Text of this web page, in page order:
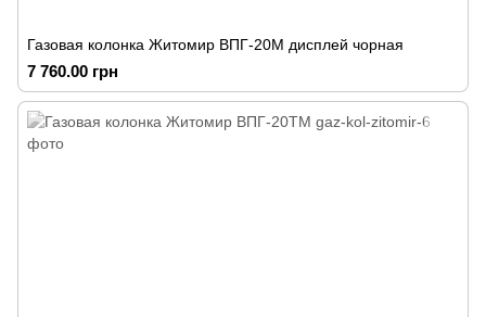
Газовая колонка Житомир ВПГ-20М дисплей чорная
7 760.00 грн